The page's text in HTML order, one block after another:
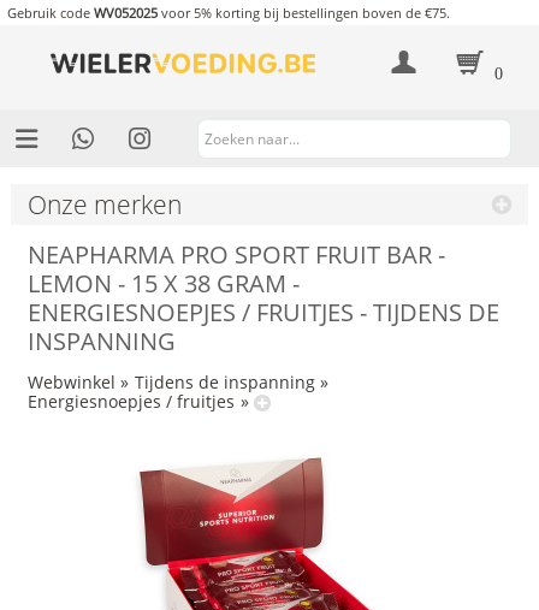
Gebruik code WV052025voor 5% korting bij bestellingen boven de €75.
0
Onze merken
NEAPHARMA PRO SPORT FRUIT BAR -
LEMON - 15 X 38 GRAM -
ENERGIESNOEPJES / FRUITJES - TIJDENS DE
INSPANNING
Webwinkel » Tijdens de inspanning »
Energiesnoepjes / fruitjes »